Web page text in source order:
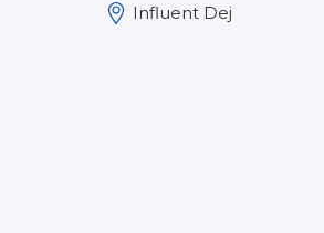
Influent Dej